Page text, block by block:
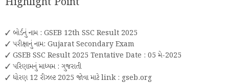
✓ બોર્ડનું નામ : GSEB 12th SSC Result 2025
✓ પરીક્ષાનું નામ: Gujarat Secondary Exam
✓ GSEB SSC Result 2025 Tentative Date : 05 મે-2025
✓ પરિણામનું માધ્યમ : ગુજરાતી
✓ ધોરણ 12 રીઝલ્ટ 2025 જોવા માટે link : gseb.org